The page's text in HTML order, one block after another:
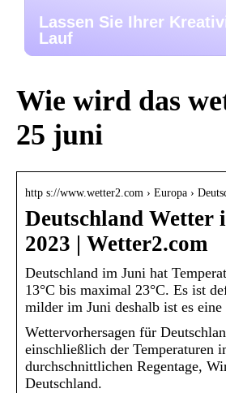
Lassen Sie Ihrer
Lauf
Wie wird das
25 juni
http s://www.wetter2.com › Europa ›
Deutschland Wetter
2023 | Wetter2.com
Deutschland im Juni hat
13°C bis maximal 23°C. Es ist
milder im Juni deshalb ist es
Wettervorhersagen für
einschließlich der Temperaturen
durchschnittlichen Regentage,
Deutschland.